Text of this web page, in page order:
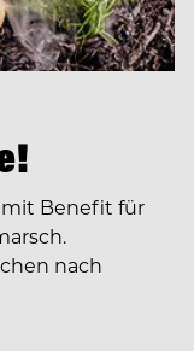
Benefit für
nach